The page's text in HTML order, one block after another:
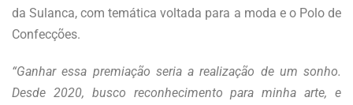
da Sulanca, com temática voltada para a moda e o Polo de
Confecções.
“Ganhar essa premiação seria a realização de um sonho.
Desde 2020, busco reconhecimento para minha arte, e